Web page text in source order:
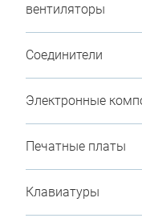
вентиляторы
Соединители
Электронные
Печатные платы
Клавиатуры